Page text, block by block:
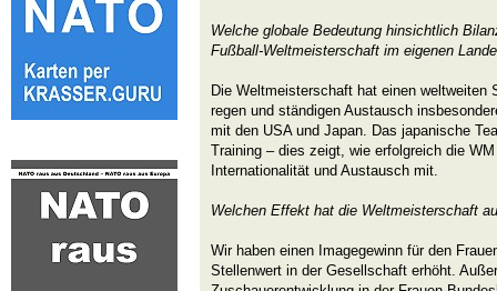
Welche globale Bedeutung hinsichtlich
Fußball-Weltmeisterschaft im eigenen
Die Weltmeisterschaft hat einen weltweiten
regen und ständigen Austausch
mit den USA und Japan. Das japanische
Training – dies zeigt, wie erfolgreich die
Internationalität und Austausch mit.
Welchen Effekt hat die Weltmeisterschaft
Wir haben einen Imagegewinn für den
Stellenwert in der Gesellschaft erhöht.